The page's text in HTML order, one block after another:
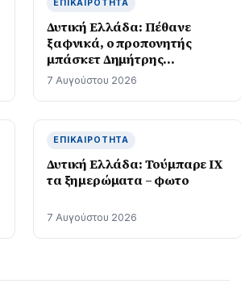
ΕΠΙΚΑΙΡΌΤΗΤΑ
Δυτική Ελλάδα: Πέθανε
ξαφνικά, ο προπονητής
μπάσκετ Δημήτρης
Καρατσώρης
7 Αυγούστου 2026
ΕΠΙΚΑΙΡΌΤΗΤΑ
Δυτική Ελλάδα: Τούμπαρε ΙΧ
τα ξημερώματα – φωτο
7 Αυγούστου 2026